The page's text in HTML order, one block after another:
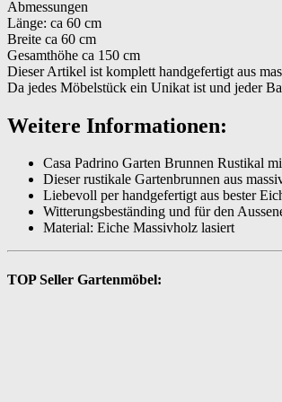
Abmessungen
Länge: ca 60 cm
Breite ca 60 cm
Gesamthöhe ca 150 cm
Dieser Artikel ist komplett handgefertigt aus
Da jedes Möbelstück ein Unikat ist und jeder
Weitere Informationen:
Casa Padrino Garten Brunnen Rustikal
Dieser rustikale Gartenbrunnen aus
Liebevoll per handgefertigt aus bester
Witterungsbeständing und für den
Material: Eiche Massivholz lasiert
TOP Seller Gartenmöbel: